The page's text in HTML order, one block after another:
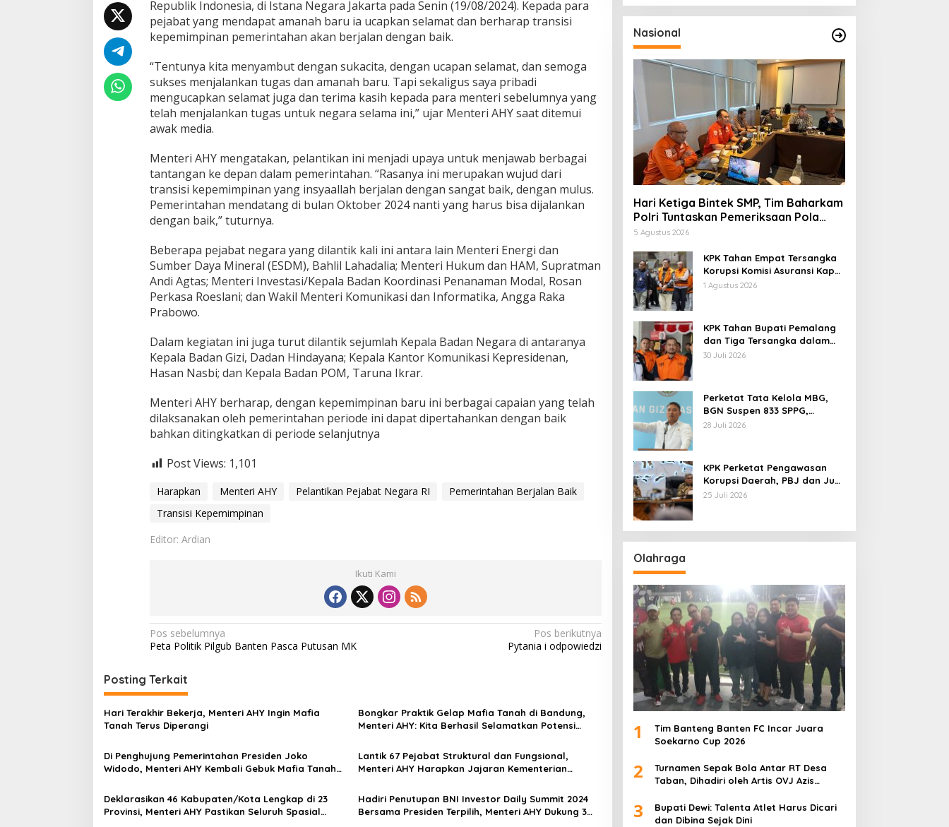
i
A
H
a
r
a
p
a
T
r
a
s
i
i
K
e
p
e
m
m
i
n
n
P
m
r
n
a
a
l
a
a
i
k
Republik Indonesia, di Istana Negara Jakarta pada Senin (19/08/2024). Kepada para
pejabat yang mendapat amanah baru ia ucapkan selamat dan berharap transisi
kepemimpinan pemerintahan akan berjalan dengan baik.
“Tentunya kita menyambut dengan sukacita, dengan ucapan selamat, dan semoga
sukses menjalankan tugas dan amanah baru. Tapi sekaligus saya pribadi
mengucapkan selamat juga dan terima kasih kepada para menteri sebelumnya yang
telah menjalankan tugas untuk negara selama ini,” ujar Menteri AHY saat ditemui
awak media.
Menteri AHY mengatakan, pelantikan ini menjadi upaya untuk menjawab berbagai
tantangan ke depan dalam pemerintahan. “Rasanya ini merupakan wujud dari
transisi kepemimpinan yang insyaallah berjalan dengan sangat baik, dengan mulus.
Pemerintahan mendatang di bulan Oktober 2024 nanti yang harus bisa dijalankan
dengan baik,” tuturnya.
Beberapa pejabat negara yang dilantik kali ini antara lain Menteri Energi dan
Sumber Daya Mineral (ESDM), Bahlil Lahadalia; Menteri Hukum dan HAM, Supratman
Andi Agtas; Menteri Investasi/Kepala Badan Koordinasi Penanaman Modal, Rosan
Perkasa Roeslani; dan Wakil Menteri Komunikasi dan Informatika, Angga Raka
Prabowo.
Dalam kegiatan ini juga turut dilantik sejumlah Kepala Badan Negara di antaranya
Kepala Badan Gizi, Dadan Hindayana; Kepala Kantor Komunikasi Kepresidenan,
Hasan Nasbi; dan Kepala Badan POM, Taruna Ikrar.
Menteri AHY berharap, dengan kepemimpinan baru ini berbagai capaian yang telah
dilaksanakan oleh pemerintahan periode ini dapat dipertahankan dengan baik
bahkan ditingkatkan di periode selanjutnya
Post Views: 1,101
Harapkan Menteri AHY Pelantikan Pejabat Negara RI
Pemerintahan Berjalan Baik
Transisi Kepemimpinan
Editor: Ardian
Ikuti Kami
N
a
v
i
g
a
s
i
p
o
Pos sebelumnya
Peta Politik Pilgub Banten Pasca Putusan MK
Pos berikutnya
Pytania i odpowiedzi
Posting Terkait
Hari Terakhir Bekerja, Menteri AHY Ingin Mafia
Tanah Terus Diperangi
Bongkar Praktik Gelap Mafia Tanah di Bandung,
Menteri AHY: Kita Berhasil Selamatkan Potensi
Di Penghujung Pemerintahan Presiden Joko
Widodo, Menteri AHY Kembali Gebuk Mafia Tanah
Lantik 67 Pejabat Struktural dan Fungsional,
Menteri AHY Harapkan Jajaran Kementerian
Deklarasikan 46 Kabupaten/Kota Lengkap di 23
Provinsi, Menteri AHY Pastikan Seluruh Spasial
Hadiri Penutupan BNI Investor Daily Summit 2024
Bersama Presiden Terpilih, Menteri AHY Dukung 3
Nasional
Hari Ketiga Bintek SMP, Tim Baharkam
Polri Tuntaskan Pemeriksaan Pola
Pengamanan Pertamina Patra Niaga
5 Agustus 2026
KPK Tahan Empat Tersangka
Korupsi Komisi Asuransi Kapal
PT Pelni
1 Agustus 2026
KPK Tahan Bupati Pemalang
dan Tiga Tersangka dalam
Kasus Dugaan Pemerasan
30 Juli 2026
Perketat Tata Kelola MBG,
BGN Suspen 833 SPPG,
Ratusan Di Antaranya
28 Juli 2026
KPK Perketat Pengawasan
Korupsi Daerah, PBJ dan Jual
Beli Jabatan Jadi Target
25 Juli 2026
Olahraga
1
Tim Banteng Banten FC Incar Juara
Soekarno Cup 2026
2
Turnamen Sepak Bola Antar RT Desa
Taban, Dihadiri oleh Artis OVJ Azis
3
Bupati Dewi: Talenta Atlet Harus Dicari
dan Dibina Sejak Dini